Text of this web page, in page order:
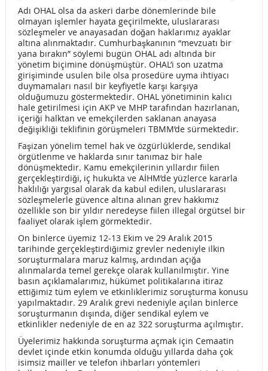
KESK’in 23. Kuruluş Yıl Dönümü Tüm Emekçilere Kutlu
Olsun!
BÖLGE MİTİNGLERİMİZ İÇİN BİLDİRİLERİMİZ
DEVLET TİYATROLARI MAAŞ PROMOSYON GÖRÜŞMELERİ
SONUÇLANDIRILMIŞTIR.
SESNDİKASIZLIK ÖLDÜRDÜ! ACI KAYIBIMIZ
“YOKSULLAŞMAYA,İŞSİZLİĞE,GÜVENCESİZLİĞE KARŞI
BİRLİKTE MÜCADELEYE”
KAMUDA ‘GÜVENCELİ KADRO’ SONA ERİYOR
DEVLET TİYATROLARI KİK TOPLANTI YERİ VE SAATİ
AÇLIK SINIRI 1.919 YOKSULLUK SINIRI 6 bin 252 LİRAYA
YÜKSELDİ!
DEVLET TİYATROLARI PROMOSYON GÖRÜŞMELERİ !
MEMURLARA NE KADAR SENDİKA İZNİ VERİLİYOR?
KAMUOYUNA ZORUNLU AÇIKLAMA !
ENFLASYON SON 16 YILIN ZİRVESİNDE! ZAMLAR GERİ,
Adı OHAL olsa da askeri darbe dönemlerinde bile
olmayan işlemler hayata geçirilmekte, uluslararası
sözleşmeler ve anayasadan doğan haklarımız ayaklar
altına alınmaktadır. Cumhurbaşkanının “mevzuatı bir
yana bırakın” söylemi bugün OHAL adı altında bir
yönetim biçimine dönüşmüştür. OHAL’i son uzatma
girişiminde usulen bile olsa prosedüre uyma ihtiyacı
duymamaları nasıl bir keyfiyetle karşı karşıya
olduğumuzu göstermektedir. OHAL yönetiminin kalıcı
hale getirilmesi için AKP ve MHP tarafından hazırlanan,
içeriği halktan ve emekçilerden saklanan anayasa
değişikliği teklifinin görüşmeleri TBMM’de sürmektedir.
Faşizan yönelim temel hak ve özgürlüklerde, sendikal
örgütlenme ve haklarda sınır tanımaz bir hale
dönüşmektedir. Kamu emekçilerinin yıllardır fiilen
gerçekleştirdiği, iç hukukta ve AİHM’de yüzlerce kararla
haklılığı yargısal olarak da kabul edilen, uluslararası
sözleşmelerle güvence altına alınan grev hakkımız
özellikle son bir yıldır neredeyse fiilen illegal örgütsel bir
faaliyet olarak işlem görmektedir.
On binlerce üyemiz 12-13 Ekim ve 29 Aralık 2015
tarihinde gerçekleştirdiğimiz grevler nedeniyle ilkin
soruşturmalara maruz kalmış, ardından açığa
alınmalarda temel gerekçe olarak kullanılmıştır. Yine
basın açıklamalarımız, hükümet politikalarına itiraz
ettiğimiz tüm eylem ve etkinliklerimiz soruşturma konusu
yapılmaktadır. 29 Aralık grevi nedeniyle açılan binlerce
soruşturmanın dışında, diğer sendikal eylem ve
etkinlikler nedeniyle de en az 322 soruşturma açılmıştır.
Üyelerimiz hakkında soruşturma açmak için Cemaatin
devlet içinde etkin konumda olduğu yıllarda daha çok
isimsiz mailler ve telefon ihbarları yöntemleri